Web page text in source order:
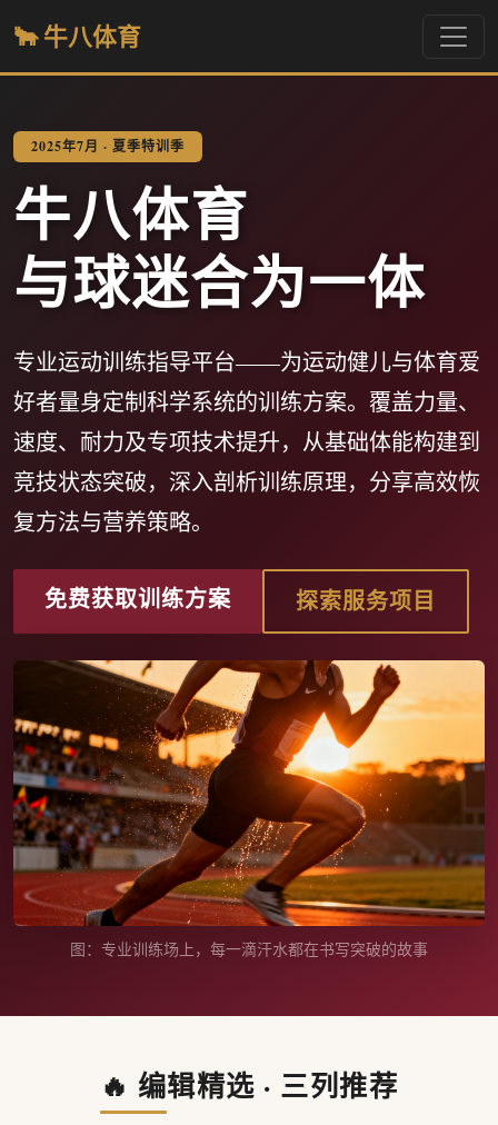
🐂 牛八体育
2025年7月 · 夏季特训季
牛八体育
与球迷合为一体
专业运动训练指导平台——为运动健儿与体育爱
好者量身定制科学系统的训练方案。覆盖力量、
速度、耐力及专项技术提升，从基础体能构建到
竞技状态突破，深入剖析训练原理，分享高效恢
复方法与营养策略。
免费获取训练方案 探索服务项目
图：专业训练场上，每一滴汗水都在书写突破的故事
🔥 编辑精选 · 三列推荐